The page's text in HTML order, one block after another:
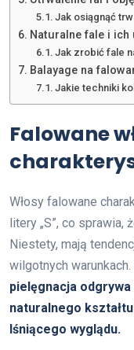
Jak osiągnąć
Naturalne fale i ich
Jak zrobić fale
Balayage na
Jakie techniki
Falowane
Włosy falowane
litery „S”, co sprawia,
Niestety, mają
wilgotnych warunkach.
pielęgnacja
naturalnego
lśniącego wyglądu.